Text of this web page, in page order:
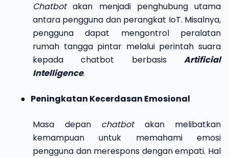
Chatbotakan menjadi penghubung utama
antara pengguna dan perangkat IoT. Misalnya,
pengguna dapat mengontrol peralatan
rumah tangga pintar melalui perintah suara
kepada chatbot berbasis Artificial
Intelligence.
● Peningkatan Kecerdasan Emosional
Masa depan chatbotakan melibatkan
kemampuan untuk memahami emosi
pengguna dan merespons dengan empati. Hal